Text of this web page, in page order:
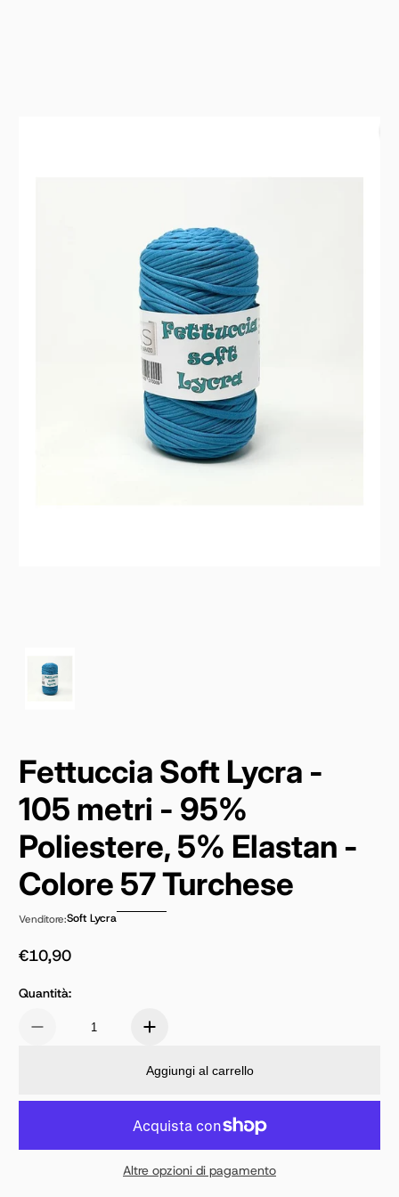
Fettuccia Soft Lycra -
105 metri - 95%
Poliestere, 5% Elastan -
Colore 57 Turchese
Venditore:Soft Lycra
Prezzo normale
€10,90
Quantità:
Aggiungi al carrello
Altre opzioni di pagamento